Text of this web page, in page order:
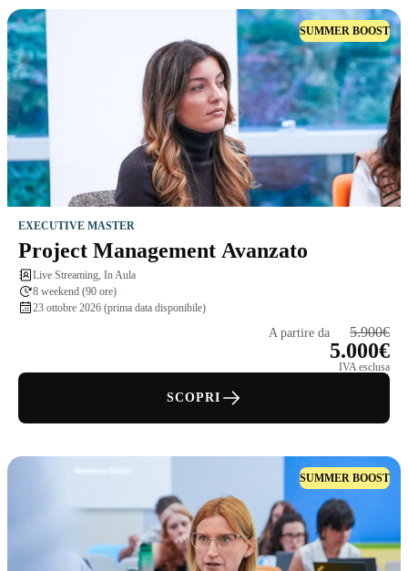
SUMMER BOOST
EXECUTIVE MASTER
Project Management Avanzato
Live Streaming, In Aula
8 weekend (90 ore)
23 ottobre 2026 (prima data disponibile)
A partire da 5.900€
5.000€
IVA esclusa
SCOPRI
SUMMER BOOST